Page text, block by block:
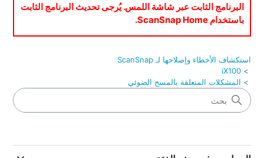
البرنامج الثابت عبر شاشة اللمس. يُرجى تحديث البرنامج الثابت
باستخدام ScanSnap Home.
استكشاف الأخطاء وإصلاحها لـ ScanSnap
iX100
المشكلات المتعلقة بالمسح الضوئي